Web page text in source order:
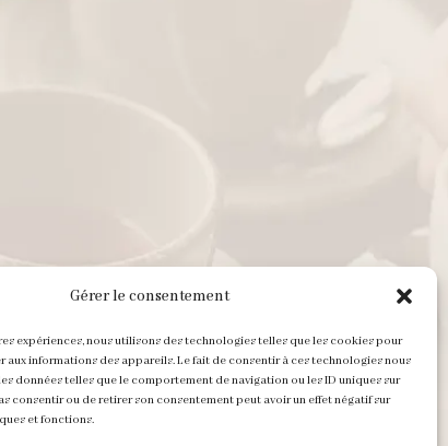
Gérer le consentement
expériences, nous utilisons des technologies telles que les cookies pour
informations des appareils. Le fait de consentir à ces technologies nous
données telles que le comportement de navigation ou les ID uniques sur
consentir ou de retirer son consentement peut avoir un effet négatif sur
et fonctions.
d’ouverture :